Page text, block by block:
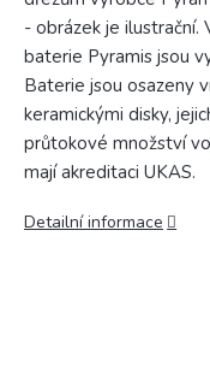
- obrázek je
baterie Pyramis jsou
Baterie jsou osazeny
keramickými disky,
průtokové množství
mají akreditaci UKAS.
Detailní informace